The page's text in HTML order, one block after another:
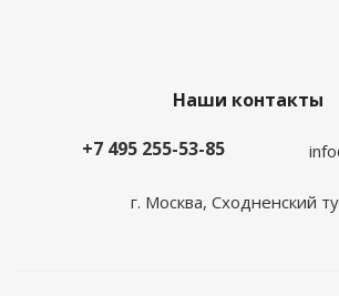
Наши контакты
+7 495 255-53-85
г. Москва, Сходненский